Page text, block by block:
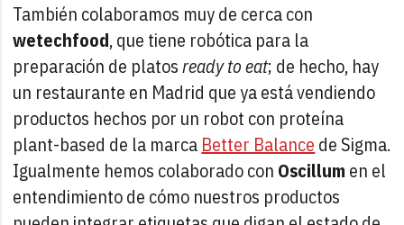
También colaboramos muy de cerca con
wetechfood, que tiene robótica para la
preparación de platosready to eat; de hecho, hay
un restaurante en Madrid que ya está vendiendo
productos hechos por un robot con proteína
plant-based de la marca Better Balance de Sigma.
Igualmente hemos colaborado con Oscillum en el
entendimiento de cómo nuestros productos